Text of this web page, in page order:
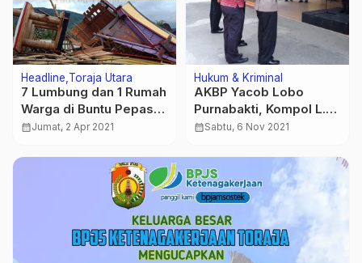
Headline Toraja Utara
7 Lumbung dan 1 Rumah
Warga di Buntu Pepasan
Rusak Diterjang Angin
calendar_monthJumat, 2 Apr 2021
Hukum & Kriminal
AKBP Yacob Lobo
Purnabakti, Kompol L.
Yulius Palayukan
Wakapolres Tana
Toraja
calendar_monthSabtu, 6 Nov 2021